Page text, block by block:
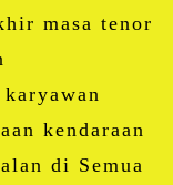
masa tenor
kendaraan
di Semua